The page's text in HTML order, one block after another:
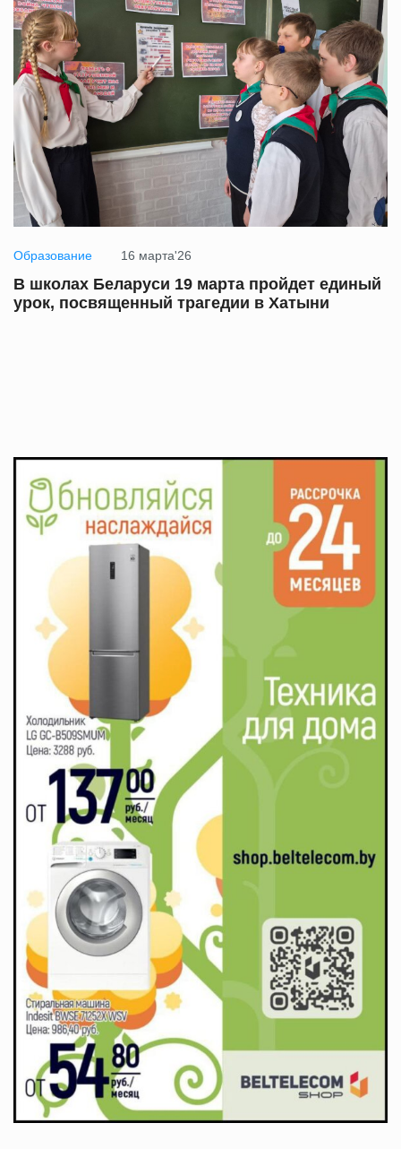
Образование 16 марта'26
В школах Беларуси 19 марта пройдет единый
урок, посвященный трагедии в Хатыни